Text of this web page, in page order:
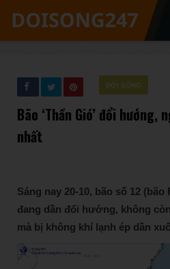
ĐỜI SỐNG
Bão ‘Thần Gió’ đổi hướng,
nhất
Sáng nay 20-10, bão số 12 (bão
đang dần đổi hướng, không
mà bị không khí lạnh ép dần